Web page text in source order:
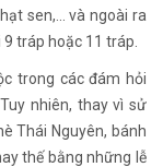
sen,... và ngoài ra
tráp hoặc 11 tráp.
trong các đám hỏi
nhiên, thay vì sử
Thái Nguyên, bánh
thế bằng những lễ